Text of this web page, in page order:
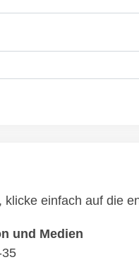
einfach auf die
und Medien